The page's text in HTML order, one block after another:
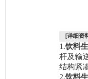
[详细资
1.饮料
杆及输
结构紧
2.饮料